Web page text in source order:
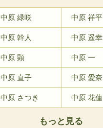
中原 緑咲 中原 祥平
中原 幹人 中原 遥幸
中原 顕 中原 一
中原 直子 中原 愛奈
中原 さつき 中原 花蓮
もっと見る